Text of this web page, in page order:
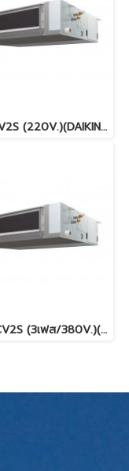
FBA13CV2S (220V.)(DAIKIN SKYAIR) รุ่นคอยล์เปลือยต่อท่อลมแรงดันปานกลาง INVERTER น้ำยา R32 พร้อมบริการติดตั้ง
FBA30CV2S (3เฟส/380V.)(DAIKIN SKYAIR) รุ่นคอยล์เปลือยต่อท่อลมแรงดันปานกลาง INVERTER น้ำยา R32 พร้อมบริการติดตั้ง